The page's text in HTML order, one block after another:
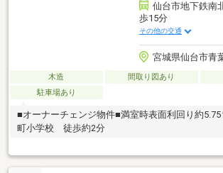
仙台市地下鉄南
歩15分
その他の交通
宮城県仙台市青
木造 間取り図あり
駐車場あり
■オーナーチェンジ物件■満室時表面利回り約
町小学校 徒歩約2分